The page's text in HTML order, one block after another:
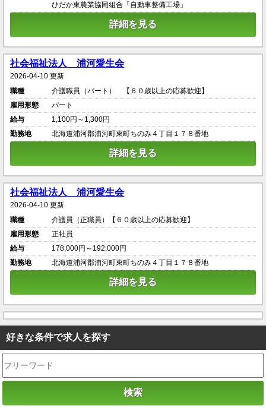
ひだか東農業協同組合「自動車整備工場」
詳細を見る
社会福祉法人 浦河愛生会
2026-04-10 更新
職種
介護職員（パート） 【６０歳以上の応募歓迎】
雇用形態
パート
給与
1,100円～1,300円
勤務地
北海道浦河郡浦河町東町ちのみ４丁目１７８番地
詳細を見る
社会福祉法人 浦河愛生会
2026-04-10 更新
職種
介護員（正職員）【６０歳以上の応募歓迎】
雇用形態
正社員
給与
178,000円～192,000円
勤務地
北海道浦河郡浦河町東町ちのみ４丁目１７８番地
詳細を見る
好きな条件で求人を探す